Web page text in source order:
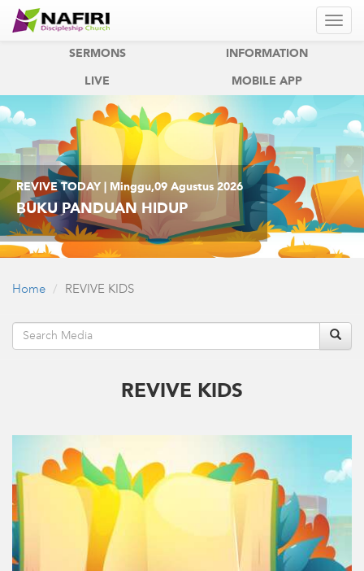
REVIVE
SERMONS INFORMATION
LIVE MOBILE APP
REVIVE TODAY | Minggu,09 Agustus 2026
BUKU PANDUAN HIDUP
Home REVIVE KIDS
REVIVE KIDS